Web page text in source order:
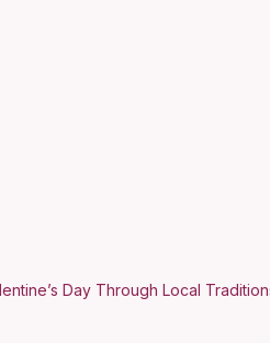
Day Through Local